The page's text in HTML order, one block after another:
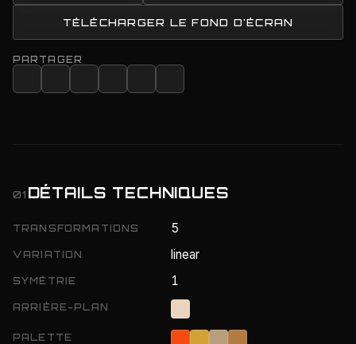
TÉLÉCHARGER LE FOND D'ÉCRAN
PARTAGER
01 DÉTAILS TECHNIQUES
TRANSFORMATIONS 5
VARIATION linear
SYMÉTRIE 1
ARRIÈRE-PLAN
PALETTE